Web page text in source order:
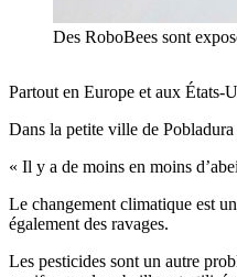
Des RoboBees sont
Partout en Europe et aux États-
Dans la petite ville de
« Il y a de moins en moins
Le changement climatique est
également des ravages.
Les pesticides sont un autre